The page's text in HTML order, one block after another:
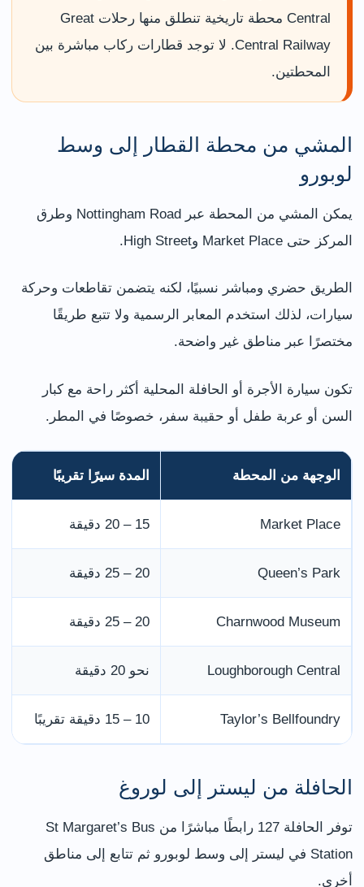
Central محطة تاريخية تنطلق منها رحلات Great
Central Railway. لا توجد قطارات ركاب مباشرة بين
المحطتين.
المشي من محطة القطار إلى وسط
لوبورو
يمكن المشي من المحطة عبر Nottingham Road وطرق
المركز حتى Market Place وHigh Street.
الطريق حضري ومباشر نسبيًا، لكنه يتضمن تقاطعات وحركة
سيارات، لذلك استخدم المعابر الرسمية ولا تتبع طريقًا
مختصرًا عبر مناطق غير واضحة.
تكون سيارة الأجرة أو الحافلة المحلية أكثر راحة مع كبار
السن أو عربة طفل أو حقيبة سفر، خصوصًا في المطر.
الوجهة من المحطة المدة سيرًا تقريبًا
Market Place 15 – 20 دقيقة
Queen’s Park 20 – 25 دقيقة
Charnwood Museum 20 – 25 دقيقة
Loughborough Central نحو 20 دقيقة
Taylor’s Bellfoundry 10 – 15 دقيقة تقريبًا
الحافلة من ليستر إلى لوروغ
توفر الحافلة 127 رابطًا مباشرًا من St Margaret’s Bus
Station في ليستر إلى وسط لوبورو ثم تتابع إلى مناطق
أخرى.